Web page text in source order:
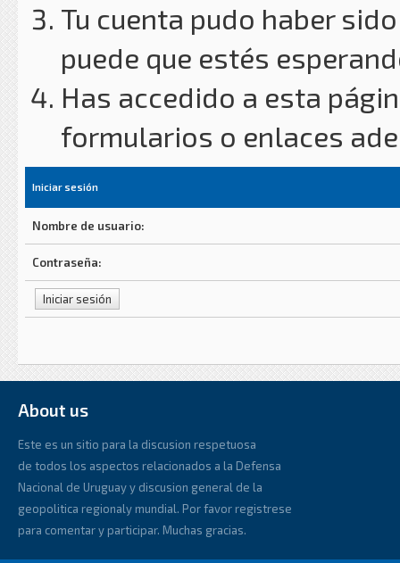
Tu cuenta pudo haber
puede que estés
Has accedido a esta
formularios o enlaces
Iniciar sesión
Nombre de usuario:
Contraseña:
About us
Este es un sitio para la discusion respetuosa
de todos los aspectos relacionados a la Defensa
Nacional de Uruguay y discusion general de la
geopolitica regionaly mundial. Por favor registrese
para comentar y participar. Muchas gracias.